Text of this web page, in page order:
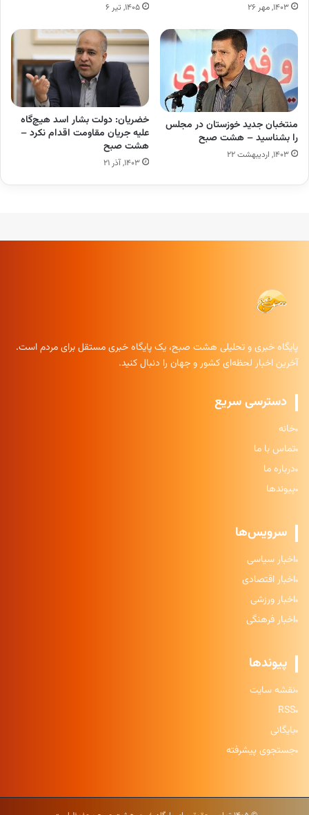
۱۴۰۳, مهر ۲۶ ۱۴۰۵, تیر ۶
منتخبان جدید خوزستان در مجلس
را بشناسید – هشت صبح
۱۴۰۳, اردیبهشت ۲۲
خضریان: دولت بشار اسد هیچ‌گاه
علیه جریان مقاومت اقدام نکرد –
هشت صبح
۱۴۰۳, آذر ۲۱
پایگاه خبری و تحلیلی هشت صبح، یک پایگاه خبری مستقل برای مردم است.
آخرین اخبار لحظه‌ای کشور و جهان را دنبال کنید.
دسترسی سریع
خانه
تماس با ما
درباره ما
پیوندها
سرویس‌ها
اخبار سیاسی
اخبار اقتصادی
اخبار ورزشی
اخبار فرهنگی
پیوندها
نقشه سایت
RSS
بایگانی
جستجوی پیشرفته